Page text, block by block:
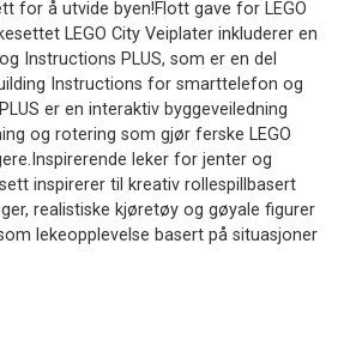
for å utvide byen!Flott gave for LEGO
LEGO City Veiplater inkluderer en
Instructions PLUS, som er en del
Instructions for smarttelefon og
er en interaktiv byggeveiledning
og rotering som gjør ferske LEGO
leker for jenter og
inspirerer til kreativ rollespillbasert
realistiske kjøretøy og gøyale figurer
lekeopplevelse basert på situasjoner